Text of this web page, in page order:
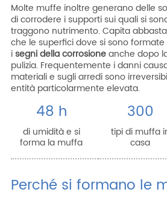
Molte muffe inoltre generano delle
di corrodere i supporti sui quali si
traggono nutrimento. Capita
che le superfici dove si sono
isegni della corrosioneanche dopo
pulizia. Frequentemente i danni
materiali e sugli arredi sono
entità particolarmente elevata.
48 h
di umidità e si
forma la muffa
300
tipi di muffa
casa
Perché si formano le